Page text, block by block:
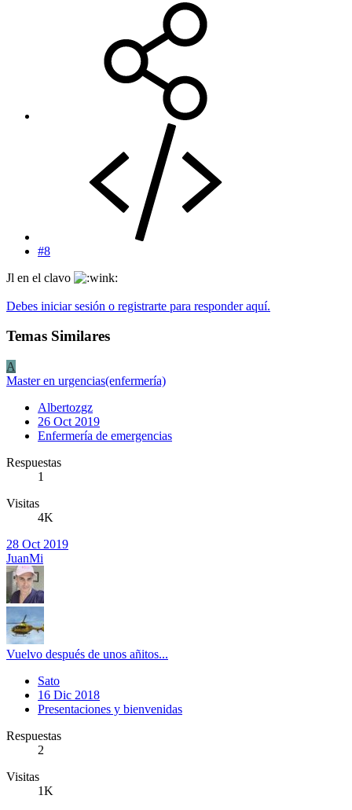
#8
Jl en el clavo
Debes iniciar sesión o registrarte para responder aquí.
Temas Similares
A
Master en urgencias(enfermería)
Albertozgz
26 Oct 2019
Enfermería de emergencias
Respuestas
1
Visitas
4K
28 Oct 2019
JuanMi
Vuelvo después de unos añitos...
Sato
16 Dic 2018
Presentaciones y bienvenidas
Respuestas
2
Visitas
1K